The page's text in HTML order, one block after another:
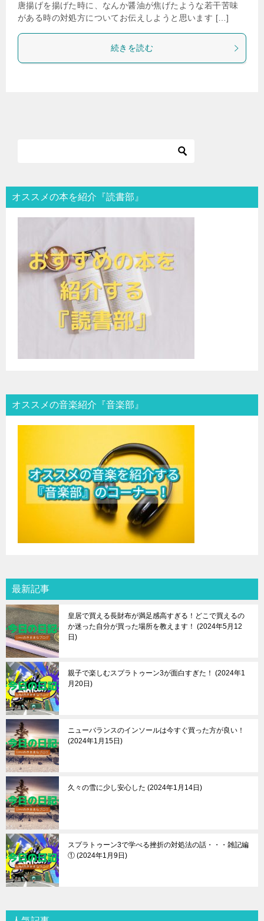
唐揚げを揚げた時に、なんか醤油が焦げたような若干苦味
がある時の対処方についてお伝えしようと思います […]
続きを読む
オススメの本を紹介『読書部』
オススメの音楽紹介『音楽部』
最新記事
皇居で買える長財布が満足感高すぎる！どこで買えるの
か迷った自分が買った場所を教えます！
2024年5月12
日
親子で楽しむスプラトゥーン3が面白すぎた！
2024年1
月20日
ニューバランスのインソールは今すぐ買った方が良い！
2024年1月15日
久々の雪に少し安心した 2024年1月14日
スプラトゥーン3で学べる挫折の対処法の話・・・雑記編
① 2024年1月9日